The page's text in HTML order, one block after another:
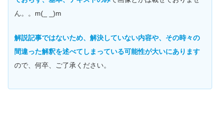
ん。。m(_ _)m
解説記事ではないため、解決していない内容や、その時々の
間違った解釈を述べてしまっている可能性が大いにあります
ので、何卒、ご了承ください。